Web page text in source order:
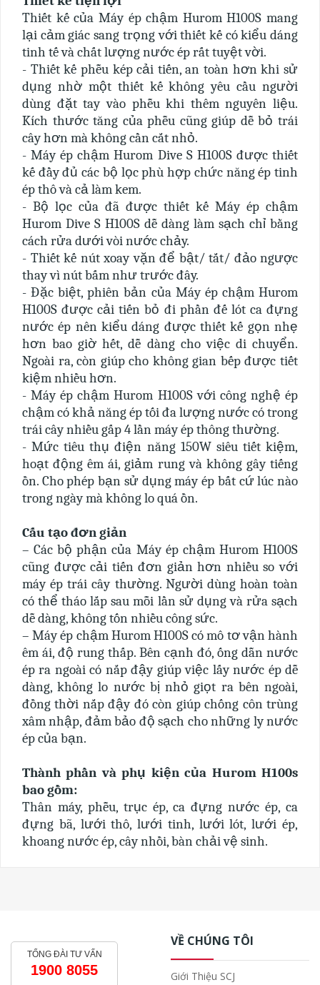
Thiết kế của Máy ép chậm Hurom H100S mang
lại cảm giác sang trọng với thiết kế có kiểu dáng
tinh tế và chất lượng nước ép rất tuyệt vời.
- Thiết kế phễu kép cải tiến, an toàn hơn khi sử
dụng nhờ một thiết kế không yêu cầu người
dùng đặt tay vào phễu khi thêm nguyên liệu.
Kích thước tăng của phễu cũng giúp dễ bỏ trái
cây hơn mà không cần cắt nhỏ.
- Máy ép chậm Hurom Dive S H100S được thiết
kế đầy đủ các bộ lọc phù hợp chức năng ép tinh
ép thô và cả làm kem.
- Bộ lọc của đã được thiết kế Máy ép chậm
Hurom Dive S H100S dễ dàng làm sạch chỉ bằng
cách rửa dưới vòi nước chảy.
- Thiết kế nút xoay vặn để bật/ tắt/ đảo ngược
thay vì nút bấm như trước đây.
- Đặc biệt, phiên bản của Máy ép chậm Hurom
H100S được cải tiến bỏ đi phần đế lót ca đựng
nước ép nên kiểu dáng được thiết kế gọn nhẹ
hơn bao giờ hết, dễ dàng cho việc di chuyển.
Ngoài ra, còn giúp cho không gian bếp được tiết
kiệm nhiều hơn.
- Máy ép chậm Hurom H100S với công nghệ ép
chậm có khả năng ép tối đa lượng nước có trong
trái cây nhiều gấp 4 lần máy ép thông thường.
- Mức tiêu thụ điện năng 150W siêu tiết kiệm,
hoạt động êm ái, giảm rung và không gây tiếng
ồn. Cho phép bạn sử dụng máy ép bất cứ lúc nào
trong ngày mà không lo quá ồn.
Cấu tạo đơn giản
– Các bộ phận của Máy ép chậm Hurom H100S
cũng được cải tiến đơn giản hơn nhiều so với
máy ép trái cây thường. Người dùng hoàn toàn
có thể tháo lắp sau mỗi lần sử dụng và rửa sạch
dễ dàng, không tốn nhiều công sức.
– Máy ép chậm Hurom H100S có mô tơ vận hành
êm ái, độ rung thấp. Bên cạnh đó, ống dẫn nước
ép ra ngoài có nắp đậy giúp việc lấy nước ép dễ
dàng, không lo nước bị nhỏ giọt ra bên ngoài,
đồng thời nắp đậy đó còn giúp chống côn trùng
xâm nhập, đảm bảo độ sạch cho những ly nước
ép của bạn.
Thành phần và phụ kiện của Hurom H100s
bao gồm:
Thân máy, phễu, trục ép, ca đựng nước ép, ca
đựng bã, lưới thô, lưới tinh, lưới lót, lưới ép,
khoang nước ép, cây nhồi, bàn chải vệ sinh.
TỔNG ĐÀI TƯ VẤN
1900 8055
VỀ CHÚNG TÔI
Giới Thiệu SCJ